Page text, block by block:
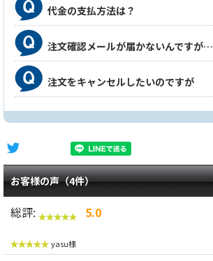
代金の支払方法は？
注文確認メールが届かないんですが…
注文をキャンセルしたいのですが
お客様の声（4件）
総評: 5.0
yasu様